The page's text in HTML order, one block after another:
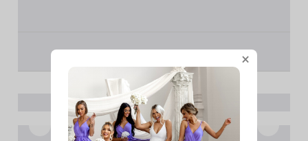
________
×